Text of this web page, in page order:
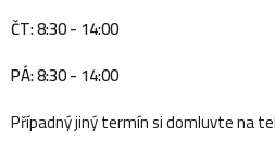
ČT: 8:30 - 14:00
PÁ: 8:30 - 14:00
Případný jiný termín si domluvte na